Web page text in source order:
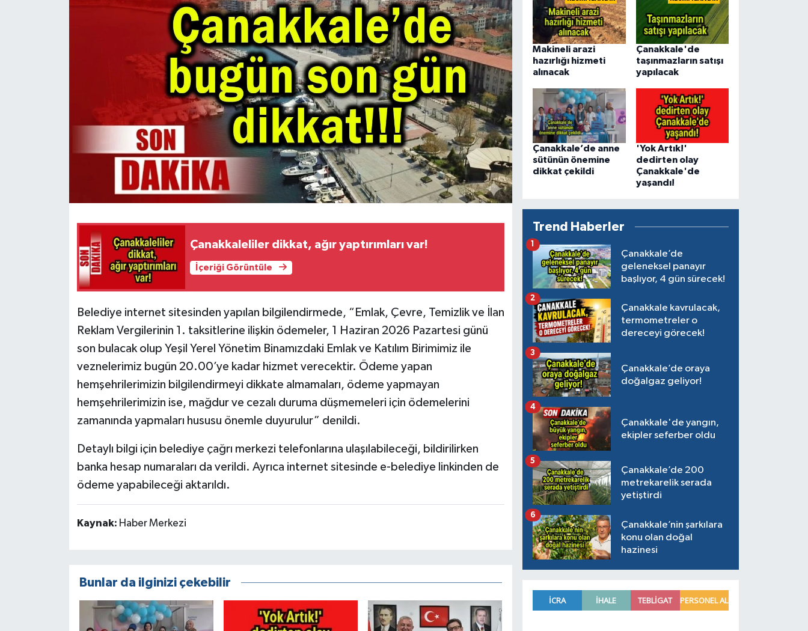
Çanakkaleliler dikkat, ağır yaptırımları var!
İçeriği Görüntüle
Belediye internet sitesinden yapılan bilgilendirmede, “Emlak, Çevre, Temizlik ve İlan
Reklam Vergilerinin 1. taksitlerine ilişkin ödemeler, 1 Haziran 2026 Pazartesi günü
son bulacak olup Yeşil Yerel Yönetim Binamızdaki Emlak ve Katılım Birimimiz ile
veznelerimiz bugün 20.00’ye kadar hizmet verecektir. Ödeme yapan
hemşehrilerimizin bilgilendirmeyi dikkate almamaları, ödeme yapmayan
hemşehrilerimizin ise, mağdur ve cezalı duruma düşmemeleri için ödemelerini
zamanında yapmaları hususu önemle duyurulur” denildi.
Detaylı bilgi için belediye çağrı merkezi telefonlarına ulaşılabileceği, bildirilirken
banka hesap numaraları da verildi. Ayrıca internet sitesinde e-belediye linkinden de
ödeme yapabileceği aktarıldı.
Kaynak: Haber Merkezi
Bunlar da ilginizi çekebilir
Makineli arazi
hazırlığı hizmeti
alınacak
Çanakkale'de
taşınmazların satışı
yapılacak
Çanakkale’de anne
sütünün önemine
dikkat çekildi
'Yok Artık!'
dedirten olay
Çanakkale'de
yaşandı!
Trend Haberler
Çanakkale’de
geleneksel panayır
başlıyor, 4 gün sürecek!
1
Çanakkale kavrulacak,
termometreler o
dereceyi görecek!
2
Çanakkale’de oraya
doğalgaz geliyor!
3
Çanakkale'de yangın,
ekipler seferber oldu
4
Çanakkale’de 200
metrekarelik serada
yetiştirdi
5
Çanakkale’nin şarkılara
konu olan doğal
hazinesi
6